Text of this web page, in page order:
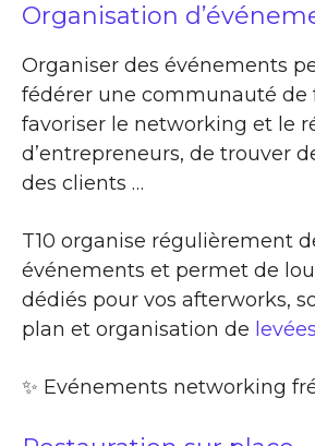
Organisation
Organiser des événements
fédérer une communauté de
favoriser le networking et le
d’entrepreneurs, de trouver
des clients …
T10 organise régulièrement
événements et permet de
dédiés pour vos afterworks,
plan et organisation de
✨​ Evénements networking